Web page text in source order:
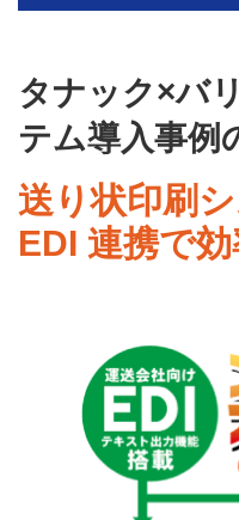
タナック×バ
テム導入事例
送り状印刷
EDI 連携で